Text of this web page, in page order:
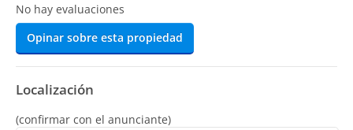
No hay evaluaciones
Opinar sobre esta propiedad
Localización
(confirmar con el anunciante)